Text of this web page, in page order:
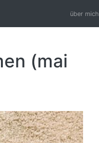
über mich
(mai